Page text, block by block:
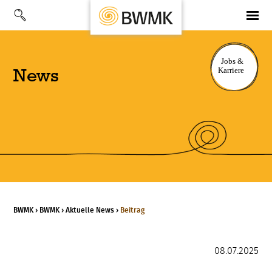
News
BWMK › BWMK ›Aktuelle News › Beitrag
08.07.2025